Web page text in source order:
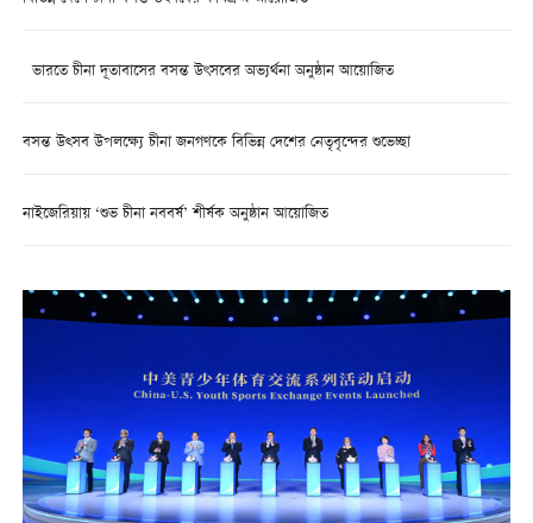
ভারতে চীনা দূতাবাসের বসন্ত উৎসবের অভ্যর্থনা অনুষ্ঠান আয়োজিত
বসন্ত উত্সব উপলক্ষ্যে চীনা জনগণকে বিভিন্ন দেশের নেতৃবৃন্দের শুভেচ্ছা
নাইজেরিয়ায় ‘শুভ চীনা নববর্ষ’ শীর্ষক অনুষ্ঠান আয়োজিত